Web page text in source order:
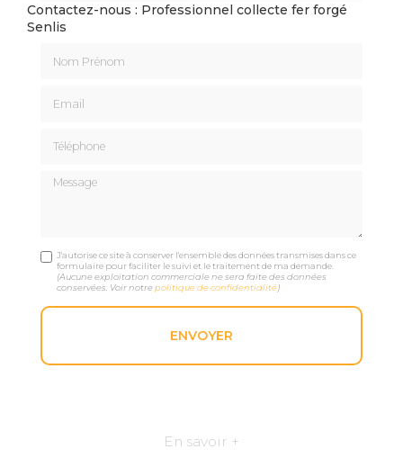
Contactez-nous : Professionnel collecte fer forgé
Senlis
Message
J'autorise ce site à conserver l'ensemble des données transmises dans ce
formulaire pour faciliter le suivi et le traitement de ma demande.
(Aucune exploitation commerciale ne sera faite des données
conservées. Voir notrepolitique de confidentialité)
En savoir +